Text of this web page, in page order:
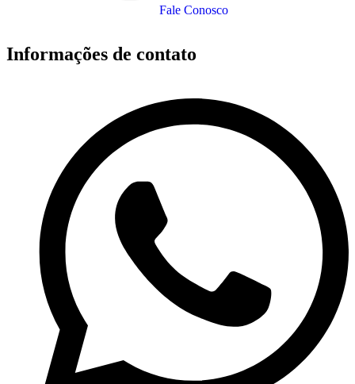
Fale Conosco
Informações de contato